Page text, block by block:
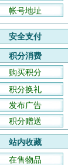
帐号地址
安全支付
积分消费
购买积分
积分换礼
发布广告
积分赠送
站内收藏
在售物品